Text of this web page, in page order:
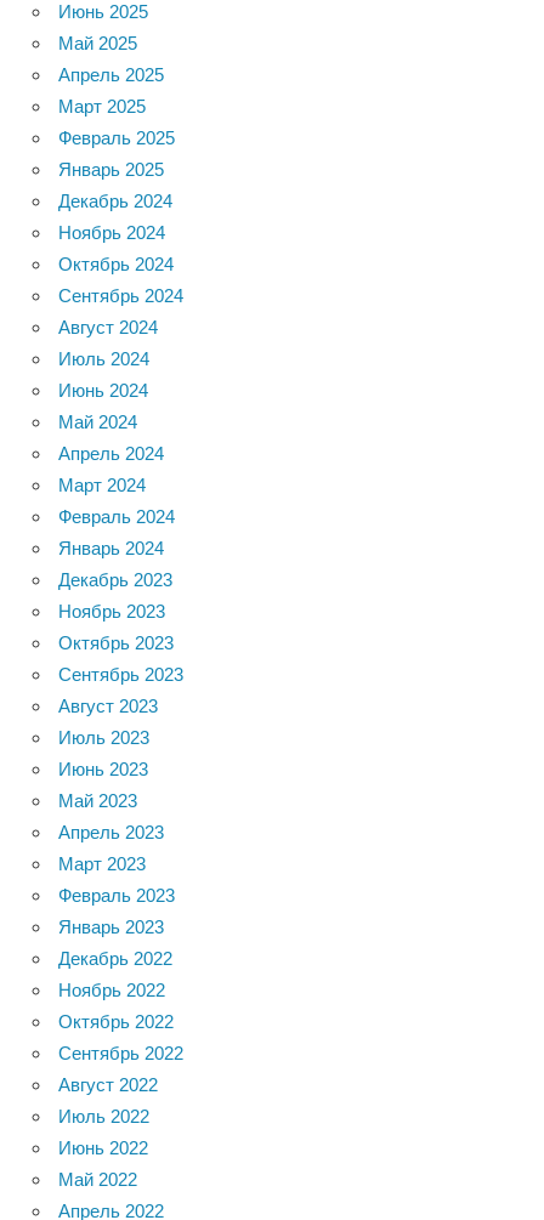
Июнь 2025
Май 2025
Апрель 2025
Март 2025
Февраль 2025
Январь 2025
Декабрь 2024
Ноябрь 2024
Октябрь 2024
Сентябрь 2024
Август 2024
Июль 2024
Июнь 2024
Май 2024
Апрель 2024
Март 2024
Февраль 2024
Январь 2024
Декабрь 2023
Ноябрь 2023
Октябрь 2023
Сентябрь 2023
Август 2023
Июль 2023
Июнь 2023
Май 2023
Апрель 2023
Март 2023
Февраль 2023
Январь 2023
Декабрь 2022
Ноябрь 2022
Октябрь 2022
Сентябрь 2022
Август 2022
Июль 2022
Июнь 2022
Май 2022
Апрель 2022